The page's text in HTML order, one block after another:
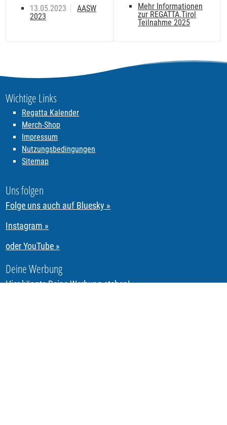
13.05.2023
AASW
2023
Mehr Informationen
zur REGATTA.Tirol
Teilnahme 2025
Wichtige Links
Regatta Kalender
Merch-Shop
Impressum
Nutzungsbedingungen
Sitemap
Uns folgen
Folge uns auch auf Bluesky »
Instagram »
oder YouTube »
Deine Werbung
Hier könnte Deine Werbung stehen!